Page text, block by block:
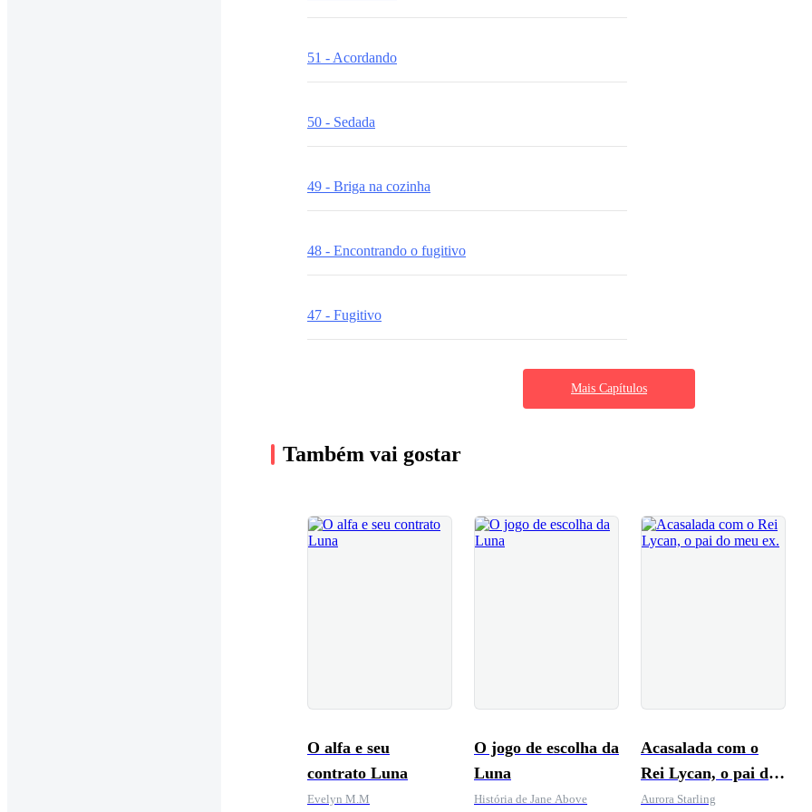
51 - Acordando
50 - Sedada
49 - Briga na cozinha
48 - Encontrando o fugitivo
47 - Fugitivo
Mais Capítulos
Também vai gostar
O alfa e seu
contrato Luna
Evelyn M.M
O jogo de escolha da
Luna
História de Jane Above
Acasalada com o
Rei Lycan, o pai do
meu ex.
Aurora Starling